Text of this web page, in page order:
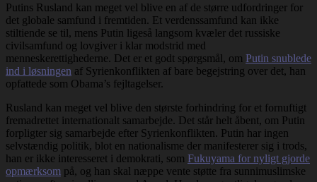
Putins Rusland kan meget vel blive en af de større udfordringer for
det globale samfund i fremtiden. Et verdenssamfund kan ikke
stiltiende se til, mens Putin ligeså langsom kvæler det russiske
civilsamfund og lovgiver i klar modstrid med
menneskerettighederne. Det er et godt spørgsmål, om Putin snublede
ind i løsningen af Syrienkonflikten af bare begejstring over det, han
opfattede som Obama’s fejltagelser.
Rusland kan meget vel blive den største forhindring for et fornuftigt
fremadrettet internationalt samarbejde. Det står helt åbent, om Putin
forpligter sig samarbejde efter Syrienkonflikten. Putin har ingen
selvstændig politik, blot en nationalisme der manifesterer sig i trods,
han er ikke interesseret i demokrati, som Fukuyama for nyligt gjorde
opmærksom på, og han skal næppe vente støtte fra sunnimuslimske